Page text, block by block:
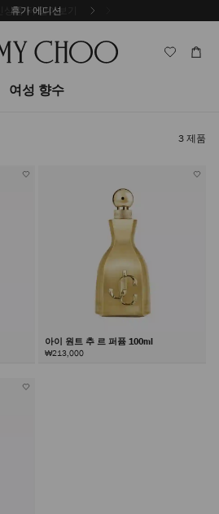
신상품 더 알아보기
휴가 에디션
여성 향수
3제품
아이 원트 추 르 퍼퓸 100ml
₩213,000